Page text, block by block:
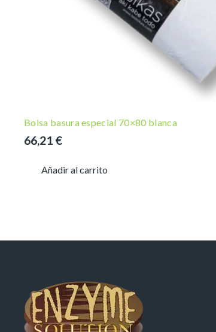
Bolsa basura especial 70×80 blanca
66,21 €
Añadir al carrito